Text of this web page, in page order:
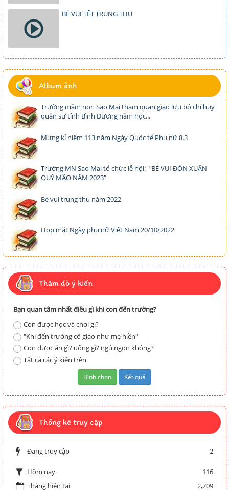
BÉ VUI TẾT TRUNG THU
Album ảnh
Trường mầm non Sao Mai tham quan giao lưu bộ chỉ huy
quân sự tỉnh Bình Dương năm học...
Mừng kỉ niệm 113 năm Ngày Quốc tế Phụ nữ 8.3
Trường MN Sao Mai tổ chức lễ hội: " BÉ VUI ĐÓN XUÂN
QUÝ MÃO NĂM 2023"
Bé vui trung thu năm 2022
Họp mặt Ngày phụ nữ Việt Nam 20/10/2022
Thăm dò ý kiến
Bạn quan tâm nhất điều gì khi con đến trường?
Con được học và chơi gì?
"Khi đến trường cô giáo như mẹ hiền"
Con được ăn gì? uống gì? ngủ ngon không?
Tất cả các ý kiến trên
Thống kê truy cập
Đang truy cập 2
Hôm nay
116
Tháng hiện tại
2,709